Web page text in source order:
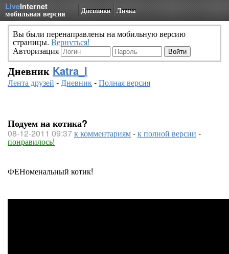
LiveInternet
мобильная версия Дневники Личка
Вы были перенаправлены на мобильную версию
страницы. Вернуться!
Авторизация
Дневник Katra_I
Лента друзей -Дневник-Полная версия
Подуем на котика?
08-12-2011 09:37к комментариям-к полной версии -
понравилось!
ФЕНоменальный котик!